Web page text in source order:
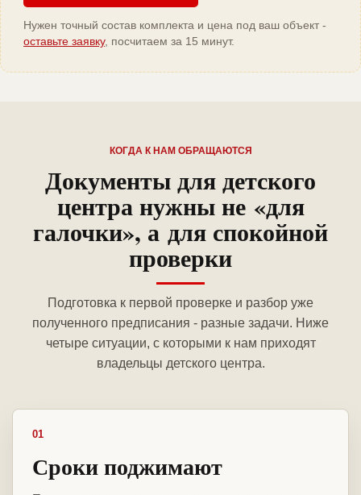
Нужен точный состав комплекта и цена под ваш объект -
оставьте заявку, посчитаем за 15 минут.
КОГДА К НАМ ОБРАЩАЮТСЯ
Документы для детского
центра нужны не «для
галочки», а для спокойной
проверки
Подготовка к первой проверке и разбор уже
полученного предписания - разные задачи. Ниже
четыре ситуации, с которыми к нам приходят
владельцы детского центра.
01
Сроки поджимают